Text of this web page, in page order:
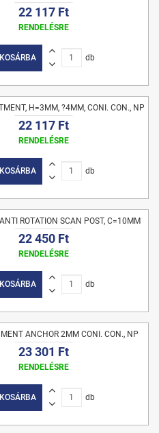
22 117 Ft
RENDELÉSRE
KOSÁRBA db
H=3MM, ?4MM, CONI. CON., NP
22 117 Ft
RENDELÉSRE
KOSÁRBA db
ROTATION SCAN POST, C=10MM
22 450 Ft
RENDELÉSRE
KOSÁRBA db
ANCHOR 2MM CONI. CON., NP
23 301 Ft
RENDELÉSRE
KOSÁRBA db